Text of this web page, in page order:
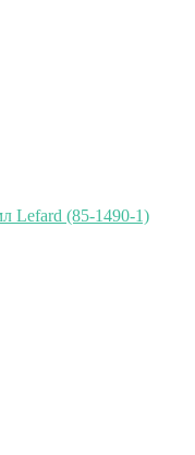
Lefard (85-1490-1)